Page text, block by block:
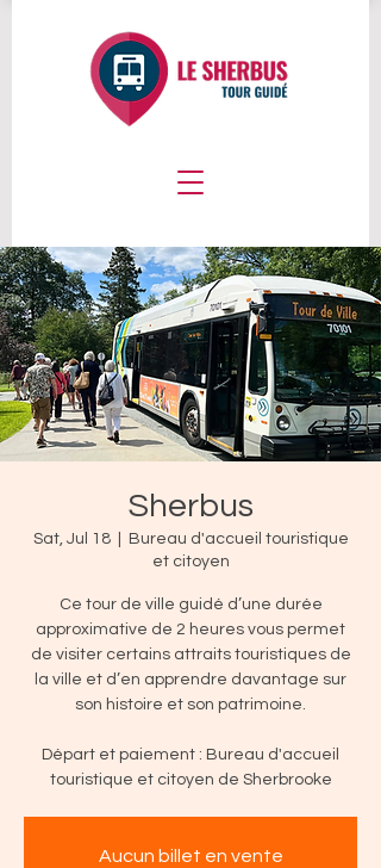
Sherbus
Sat, Jul 18
  |
Bureau d'accueil touristique
et citoyen
Ce tour de ville guidé d’une durée
approximative de 2 heures vous permet
de visiter certains attraits touristiques de
la ville et d’en apprendre davantage sur
son histoire et son patrimoine.
Départ et paiement : Bureau d'accueil
touristique et citoyen de Sherbrooke
Aucun billet en vente